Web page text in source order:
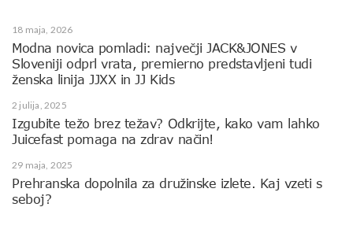
18 maja, 2026
Modna novica pomladi: največji JACK&JONES v
Sloveniji odprl vrata, premierno predstavljeni tudi
ženska linija JJXX in JJ Kids
2 julija, 2025
Izgubite težo brez težav? Odkrijte, kako vam lahko
Juicefast pomaga na zdrav način!
29 maja, 2025
Prehranska dopolnila za družinske izlete. Kaj vzeti s
seboj?